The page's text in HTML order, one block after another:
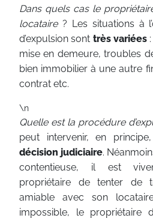
Dans quels cas le
locataire? Les situations à
d’expulsion sont très variées:
mise en demeure, troubles
bien immobilier à une autre
contrat etc.
\n
Quelle est la procédure
peut intervenir, en
décision judiciaire.
contentieuse, il est
propriétaire de tenter de
amiable avec son
impossible, le propriétaire